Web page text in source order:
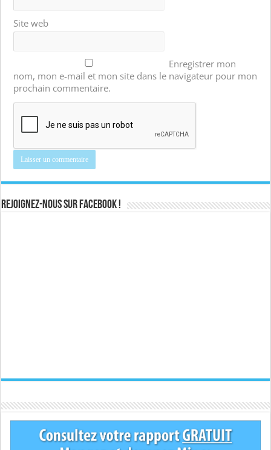
Site web
Enregistrer mon
nom, mon e-mail et mon site dans le navigateur pour mon
prochain commentaire.
Rejoignez-nous sur Facebook !